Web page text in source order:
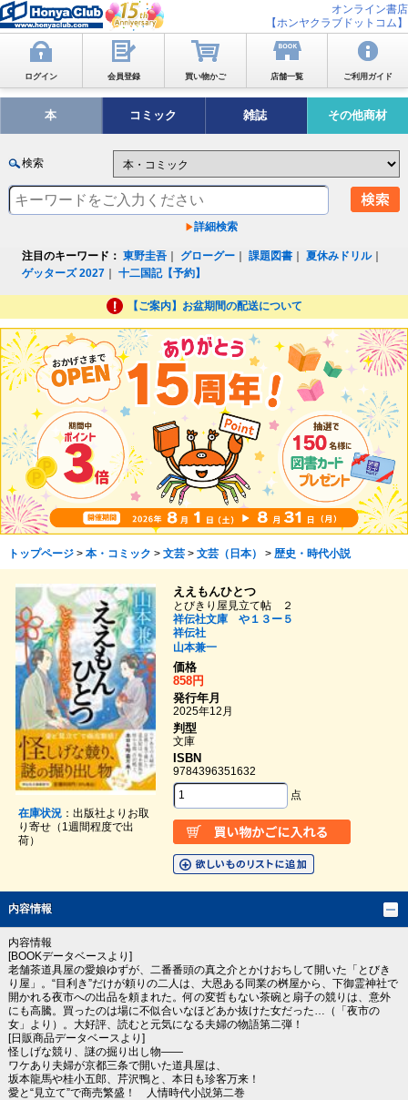
オンライン書店
【ホンヤクラブドットコム】
ログイン 会員登録 買い物かご 店舗一覧 ご利用ガイド
本 コミック 雑誌 その他商材
検索
詳細検索
注目のキーワード： 東野圭吾 グローグー ｜課題図書 ｜夏休みドリル｜
ゲッターズ 2027 ｜十二国記【予約】
【ご案内】お盆期間の配送について
トップページ> 本・コミック > 文芸> 文芸（日本） > 歴史・時代小説
在庫状況：出版社よりお取
り寄せ（1週間程度で出
荷）
ええもんひとつ
とびきり屋見立て帖 ２
祥伝社文庫 や１３ー５
祥伝社
山本兼一
価格
858円
発行年月
2025年12月
判型
文庫
ISBN
9784396351632
点
内容情報
内容情報
[BOOKデータベースより]
老舗茶道具屋の愛娘ゆずが、二番番頭の真之介とかけおちして開いた「とびき
り屋」。“目利き”だけが頼りの二人は、大恩ある同業の桝屋から、下御霊神社で
開かれる夜市への出品を頼まれた。何の変哲もない茶碗と扇子の競りは、意外
にも高騰。買ったのは場に不似合いなほどあか抜けた女だった…（「夜市の
女」より）。大好評、読むと元気になる夫婦の物語第二弾！
[日販商品データベースより]
怪しげな競り、謎の掘り出し物――
ワケあり夫婦が京都三条で開いた道具屋は、
坂本龍馬や桂小五郎、芹沢鴨と、本日も珍客万来！
愛と“見立て”で商売繁盛！ 人情時代小説第二巻